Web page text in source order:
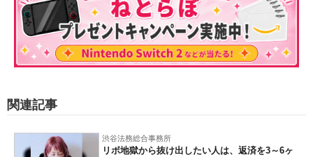
関連記事
渋谷法務総合事務所
リボ地獄から抜け出したい人は、返済を3～6ヶ